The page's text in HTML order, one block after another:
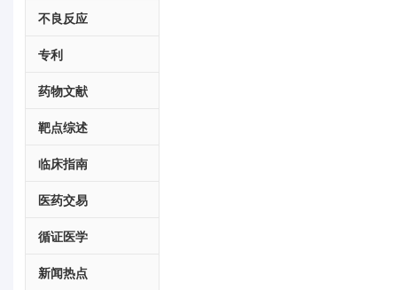
不良反应
专利
药物文献
靶点综述
临床指南
医药交易
循证医学
新闻热点